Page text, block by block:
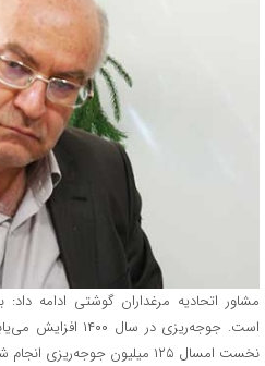
مشاور اتحادیه مرغداران گوشتی ادامه داد:
است. جوجه‌ریزی در
نخست امسال ۱۲۵ میلیون جوجه‌ریزی انجام شود.